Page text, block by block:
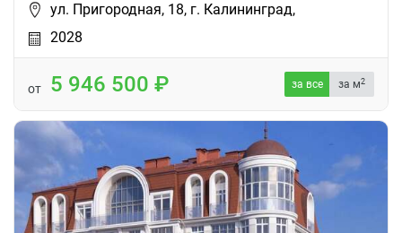
ул. Пригородная, 18, г. Калининград,
2028
от 5 946 500 за все за м2